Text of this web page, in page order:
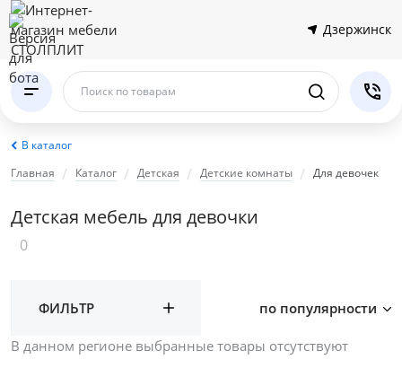
Дзержинск
Поиск по товарам
В каталог
Главная
Каталог Детская Детские комнаты Для девочек
Детская мебель для девочки
0
ФИЛЬТР по популярности
В данном регионе выбранные товары отсутствуют